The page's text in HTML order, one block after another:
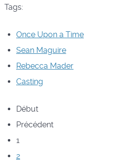
Tags:
Once Upon a Time
Sean Maguire
Rebecca Mader
Casting
Début
Précédent
1
2